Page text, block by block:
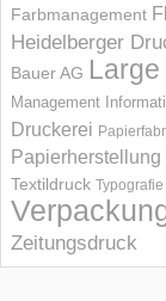
Farbmanagement
Heidelberger
Bauer AG
Management
Druckerei
Papierherstellung
Textildruck Typografie
Zeitungsdruck